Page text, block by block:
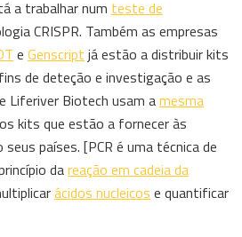
a trabalhar num teste de
CRISPR. Também as empresas
e Genscript já estão a distribuir kits
de deteção e investigação e as
Liferiver Biotech usam amesma
kits que estão a fornecer às
países. [PCR é uma técnica de
dareação em cadeia da
ácidos nucleicos e quantificar